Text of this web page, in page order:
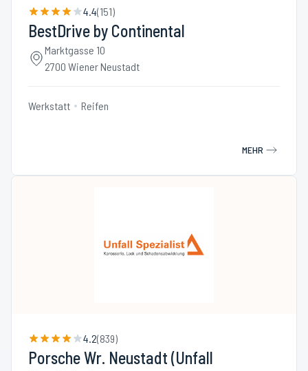
4.4(151)
BestDrive by Continental
Marktgasse 10
2700 Wiener Neustadt
Werkstatt Reifen
MEHR
4.2(839)
Porsche Wr. Neustadt (Unfall